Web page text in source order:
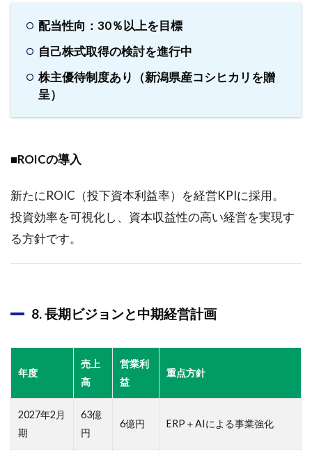
配当性向：30％以上を目標
自己株式取得の検討を進行中
株主優待制度あり（新潟県産コシヒカリを贈
呈）
■ROICの導入
新たにROIC（投下資本利益率）を経営KPIに採用。
投資効率を可視化し、資本収益性の高い経営を実現す
る方針です。
8. 長期ビジョンと中期経営計画
年度
売上
高
営業利
益
重点方針
2027年2月
期
63億
円
6億円 ERP＋AIによる事業強化